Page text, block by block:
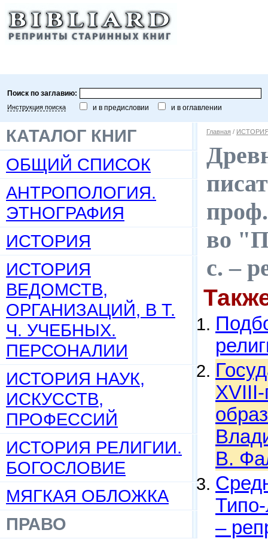
Поиск по заглавию:
Инструкция поиска и в предисловии и в оглавлении
КАТАЛОГ КНИГ
ОБЩИЙ СПИСОК
АНТРОПОЛОГИЯ.
ЭТНОГРАФИЯ
ИСТОРИЯ
ИСТОРИЯ
ВЕДОМСТВ,
ОРГАНИЗАЦИЙ, В Т.
Ч. УЧЕБНЫХ.
ПЕРСОНАЛИИ
ИСТОРИЯ НАУК,
ИСКУССТВ,
ПРОФЕССИЙ
ИСТОРИЯ РЕЛИГИИ.
БОГОСЛОВИЕ
МЯГКАЯ ОБЛОЖКА
ПРАВО
Главная /
во
с. –
В.
–